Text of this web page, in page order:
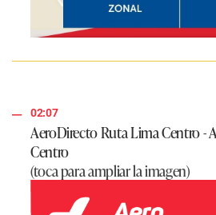
02:07
AeroDirecto Ruta Lima Centro -
Centro
(toca para ampliar la imagen)